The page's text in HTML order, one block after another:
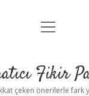
Anasayfa
Yasal Uyarı
menüyü
Fikir
çeken önerilerle fark